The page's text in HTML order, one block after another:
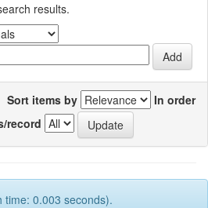
results.
Sort items by
In order
record
time: 0.003 seconds).